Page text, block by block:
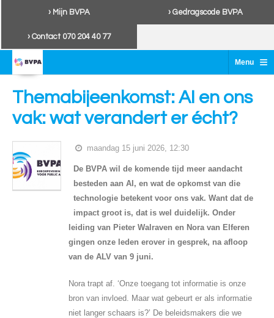
› Mijn BVPA › Gedragscode BVPA
› Contact 070 204 40 77
Menu ≡
Themabijeenkomst: AI en ons
vak: wat verandert er écht?
maandag 15 juni 2026, 12:30
De BVPA wil de komende tijd meer aandacht
besteden aan AI, en wat de opkomst van die
technologie betekent voor ons vak. Want dat de
impact groot is, dat is wel duidelijk. Onder
leiding van Pieter Walraven en Nora van Elferen
gingen onze leden erover in gesprek, na afloop
van de ALV van 9 juni.
Nora trapt af. ‘Onze toegang tot informatie is onze
bron van invloed. Maar wat gebeurt er als informatie
niet langer schaars is?’ De beleidsmakers die we